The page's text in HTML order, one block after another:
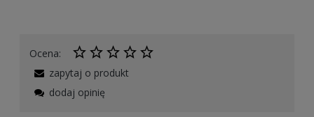
Ocena:
zapytaj o produkt
dodaj opinię